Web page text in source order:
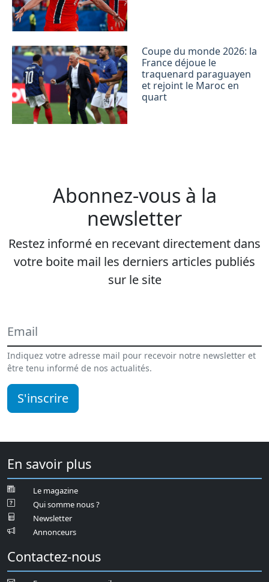
Coupe du monde 2026: la
France déjoue le
traquenard paraguayen
et rejoint le Maroc en
quart
Abonnez-vous à la
newsletter
Restez informé en recevant directement dans
votre boite mail les derniers articles publiés
sur le site
Indiquez votre adresse mail pour recevoir notre newsletter et
être tenu informé de nos actualités.
S'inscrire
En savoir plus
Le magazine
Qui somme nous ?
Newsletter
Annonceurs
Contactez-nous